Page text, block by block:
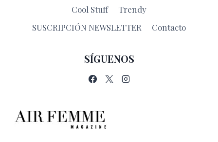
Cool Stuff
Trendy
SUSCRIPCIÓN NEWSLETTER
Contacto
SÍGUENOS